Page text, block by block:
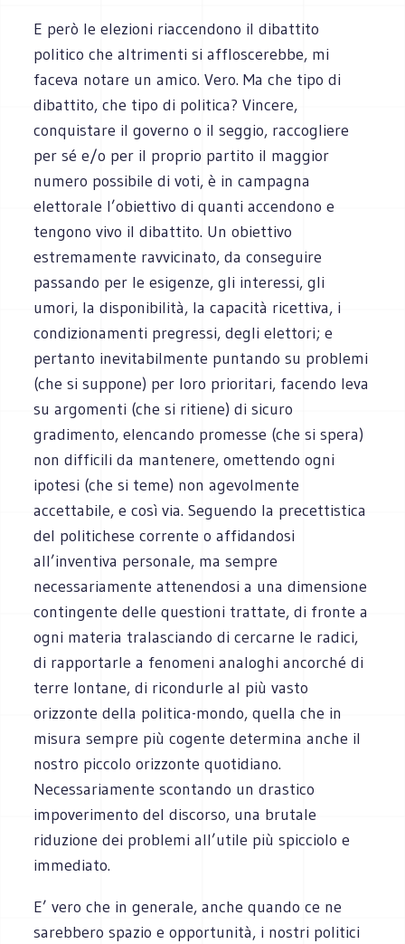
E però le elezioni riaccendono il dibattito
politico che altrimenti si affloscerebbe, mi
faceva notare un amico. Vero. Ma che tipo di
dibattito, che tipo di politica? Vincere,
conquistare il governo o il seggio, raccogliere
per sé e/o per il proprio partito il maggior
numero possibile di voti, è in campagna
elettorale l’obiettivo di quanti accendono e
tengono vivo il dibattito. Un obiettivo
estremamente ravvicinato, da conseguire
passando per le esigenze, gli interessi, gli
umori, la disponibilità, la capacità ricettiva, i
condizionamenti pregressi, degli elettori; e
pertanto inevitabilmente puntando su problemi
(che si suppone) per loro prioritari, facendo leva
su argomenti (che si ritiene) di sicuro
gradimento, elencando promesse (che si spera)
non difficili da mantenere, omettendo ogni
ipotesi (che si teme) non agevolmente
accettabile, e così via. Seguendo la precettistica
del politichese corrente o affidandosi
all’inventiva personale, ma sempre
necessariamente attenendosi a una dimensione
contingente delle questioni trattate, di fronte a
ogni materia tralasciando di cercarne le radici,
di rapportarle a fenomeni analoghi ancorché di
terre lontane, di ricondurle al più vasto
orizzonte della politica-mondo, quella che in
misura sempre più cogente determina anche il
nostro piccolo orizzonte quotidiano.
Necessariamente scontando un drastico
impoverimento del discorso, una brutale
riduzione dei problemi all’utile più spicciolo e
immediato.
E’ vero che in generale, anche quando ce ne
sarebbero spazio e opportunità, i nostri politici